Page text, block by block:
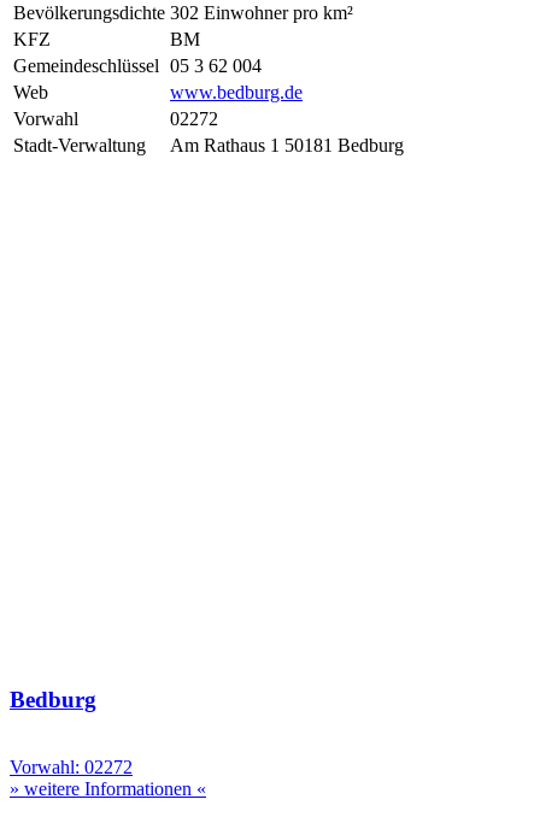
Bevölkerungsdichte 302 Einwohner pro km²
KFZ
BM
Gemeindeschlüssel 05 3 62 004
Web
www.bedburg.de
Vorwahl
02272
Stadt-Verwaltung
Am Rathaus 1 50181 Bedburg
Bedburg
Vorwahl: 02272
» weitere Informationen «